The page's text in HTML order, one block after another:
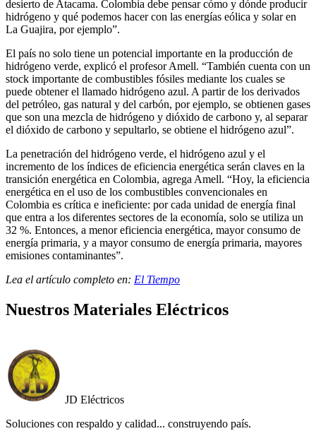
desierto de Atacama. Colombia debe pensar cómo y dónde producir
hidrógeno y qué podemos hacer con las energías eólica y solar en
La Guajira, por ejemplo”.
El país no solo tiene un potencial importante en la producción de
hidrógeno verde, explicó el profesor Amell. “También cuenta con un
stock importante de combustibles fósiles mediante los cuales se
puede obtener el llamado hidrógeno azul. A partir de los derivados
del petróleo, gas natural y del carbón, por ejemplo, se obtienen gases
que son una mezcla de hidrógeno y dióxido de carbono y, al separar
el dióxido de carbono y sepultarlo, se obtiene el hidrógeno azul”.
La penetración del hidrógeno verde, el hidrógeno azul y el
incremento de los índices de eficiencia energética serán claves en la
transición energética en Colombia, agrega Amell. “Hoy, la eficiencia
energética en el uso de los combustibles convencionales en
Colombia es crítica e ineficiente: por cada unidad de energía final
que entra a los diferentes sectores de la economía, solo se utiliza un
32 %. Entonces, a menor eficiencia energética, mayor consumo de
energía primaria, y a mayor consumo de energía primaria, mayores
emisiones contaminantes”.
Lea el artículo completo en: El Tiempo
Nuestros Materiales Eléctricos
JD Eléctricos
Soluciones con respaldo y calidad... construyendo país.